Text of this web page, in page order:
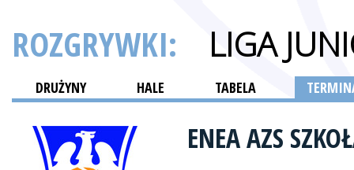
ROZGRYWKI: LIGA
DRUŻYNY HALE TABELA
ENEA AZS